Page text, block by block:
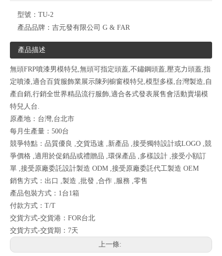
型號： TU-2
產品品牌： 吉元發有限公司 G & FAR
產品描述
無頭FRP噴漆男模特兒,無頭可指定頭蓋,不鏽鋼頭蓋,壓克力頭蓋,指
定噴漆,適合百貨服飾業展示陳列櫥窗模特兒,模型多樣,台灣製造,自
產自銷,行銷全世界精品流行服飾,適合各式發表展售會活動賣場模
特兒人台.
原產地：台灣,台北市
每月生產量：500台
競爭特點：品質優良 ,交貨迅速 ,新產品 ,接受獨特設計或LOGO ,競
爭價格 ,適用於促銷品或禮贈品 ,環保產品 ,多樣設計 ,接受小額訂
單 ,接受原廠委託設計製造 ODM ,接受原廠委託代工製造 OEM
銷售方式：出口 ,製造 ,批發 ,合作 ,服務 ,零售
產品包裝方式：1台1箱
付款方式：T/T
交貨方式-交貨港：FOR台北
交貨方式-交貨期：7天
上一條: